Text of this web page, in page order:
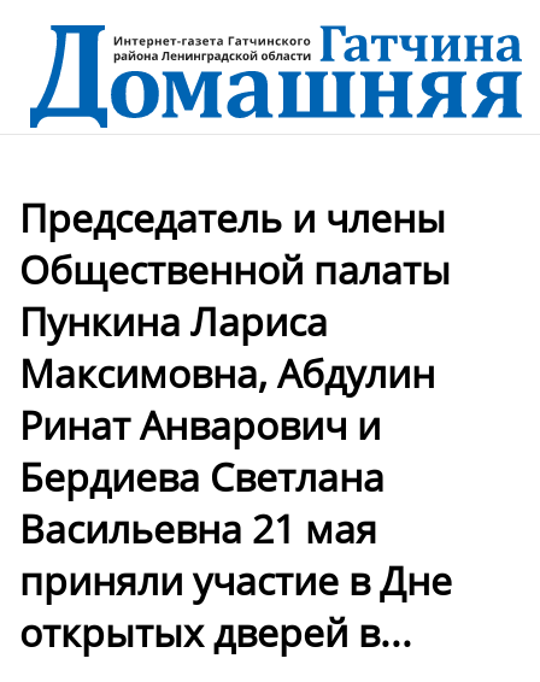
Председатель и члены
Общественной палаты
Пункина Лариса
Максимовна, Абдулин
Ринат Анварович и
Бердиева Светлана
Васильевна 21 мая
приняли участие в Дне
открытых дверей в...